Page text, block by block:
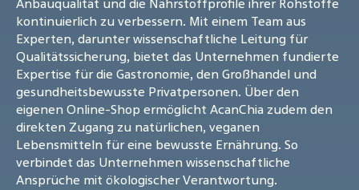
Anbauqualität und die Nährstoffprofile ihrer Rohstoffe
kontinuierlich zu verbessern. Mit einem Team aus
Experten, darunter wissenschaftliche Leitung für
Qualitätssicherung, bietet das Unternehmen fundierte
Expertise für die Gastronomie, den Großhandel und
gesundheitsbewusste Privatpersonen. Über den
eigenen Online-Shop ermöglicht AcanChia zudem den
direkten Zugang zu natürlichen, veganen
Lebensmitteln für eine bewusste Ernährung. So
verbindet das Unternehmen wissenschaftliche
Ansprüche mit ökologischer Verantwortung.